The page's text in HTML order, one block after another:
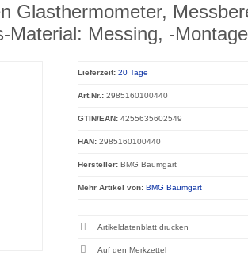
Glasthermometer,
Material: Messing, -
Lieferzeit: 20 Tage
Art.Nr.: 2985160100440
GTIN/EAN: 4255635602549
HAN:2985160100440
Hersteller: BMG Baumgart
Mehr Artikel von: BMG Baumgart
Artikeldatenblatt drucken